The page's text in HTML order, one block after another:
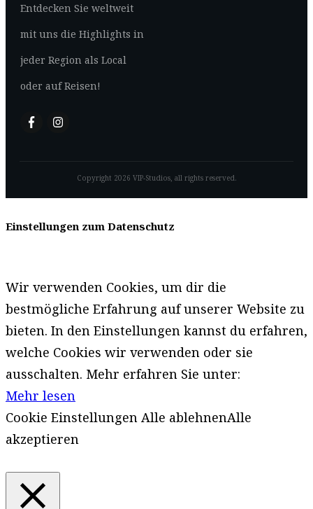
Entdecken Sie weltweit
mit uns die Highlights in
jeder Region als Local
oder auf Reisen!
Copyright 2026 VIP-Studios, all rights reserved.
Einstellungen zum Datenschutz
Wir verwenden Cookies, um dir die
bestmögliche Erfahrung auf unserer Website zu
bieten. In den Einstellungen kannst du erfahren,
welche Cookies wir verwenden oder sie
ausschalten. Mehr erfahren Sie unter:
Mehr lesen
Cookie Einstellungen Alle ablehnenAlle
akzeptieren